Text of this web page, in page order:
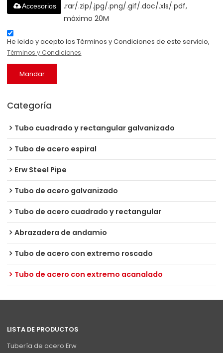
.rar/.zip/.jpg/.png/.gif/.doc/.xls/.pdf,
máximo 20M
Accesorios
He leido y acepto los Términos y Condiciones de este servicio,
Términos y Condiciones
Mandar
Categoría
Tubo cuadrado y rectangular galvanizado
Tubo de acero espiral
Erw Steel Pipe
Tubo de acero galvanizado
Tubo de acero cuadrado y rectangular
Abrazadera de andamio
Tubo de acero con extremo roscado
Tubo de acero con extremo acanalado
LISTA DE PRODUCTOS
Tubería de acero Erw